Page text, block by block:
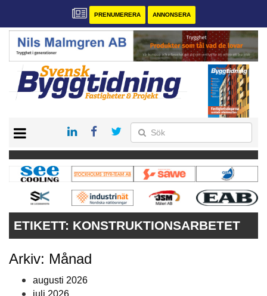
PRENUMERERA ANNONSERA
PRENUMERERA
VÅRA ANDRA MAGASIN
ANNONSERA
ETIKETT: KONSTRUKTIONSARBETET
Arkiv: Månad
augusti 2026